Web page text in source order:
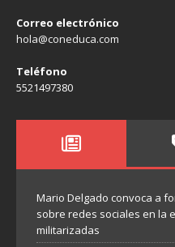
Correo electrónico
hola@coneduca.com
Teléfono
5521497380
Mario Delgado convoca a
sobre redes sociales en la
militarizadas